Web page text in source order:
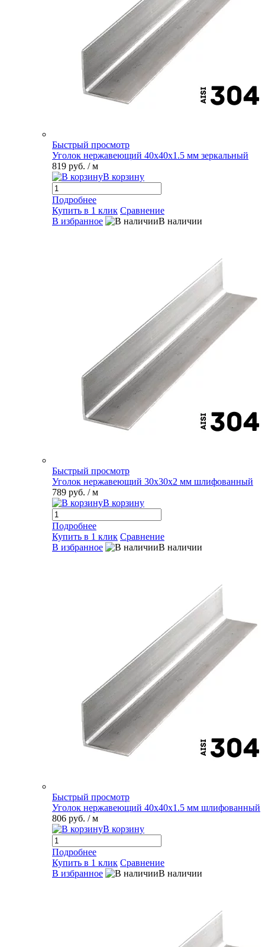
Быстрый просмотр
Уголок нержавеющий 40х40х1.5 мм зеркальный
819 руб. / м
В корзину
Подробнее
Купить в 1 клик Сравнение
В избранное
В наличии
Быстрый просмотр
Уголок нержавеющий 30х30х2 мм шлифованный
789 руб. / м
В корзину
Подробнее
Купить в 1 клик Сравнение
В избранное
В наличии
Быстрый просмотр
Уголок нержавеющий 40х40х1.5 мм шлифованный
806 руб. / м
В корзину
Подробнее
Купить в 1 клик Сравнение
В избранное
В наличии